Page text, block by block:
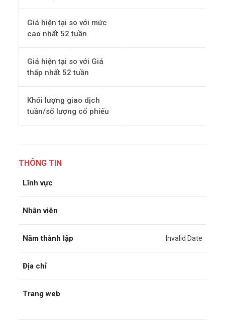
Giá hiện tại so với mức
cao nhất 52 tuần
Giá hiện tại so với Giá
thấp nhất 52 tuần
Khối lượng giao dịch
tuần/số lượng cổ phiếu
THÔNG TIN
Lĩnh vực
Nhân viên
Năm thành lập Invalid Date
Địa chỉ
Trang web